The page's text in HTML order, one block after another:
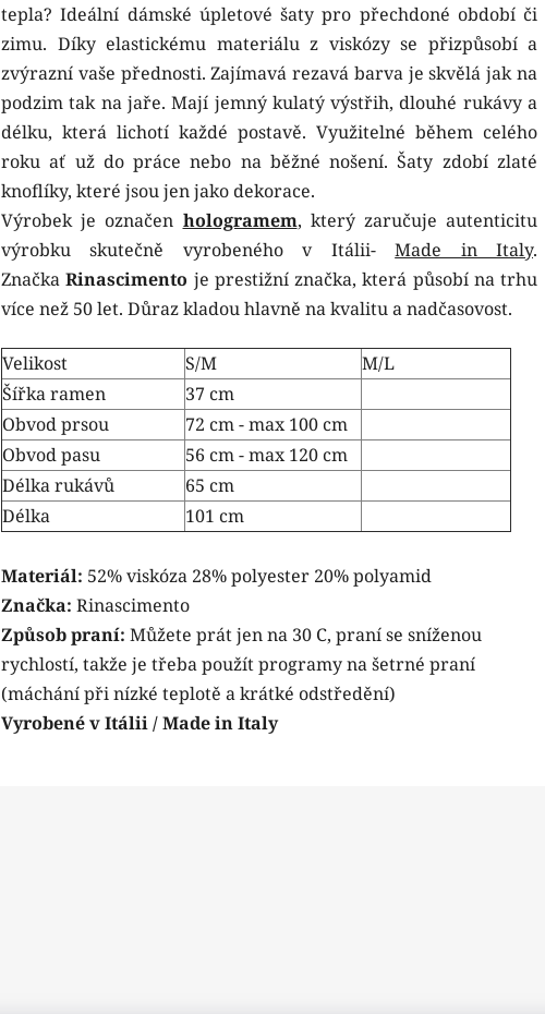
tepla? Ideální dámské úpletové šaty pro přechdoné období či
zimu. Díky elastickému materiálu z viskózy se přizpůsobí a
zvýrazní vaše přednosti. Zajímavá rezavá barva je skvělá jak na
podzim tak na jaře. Mají jemný kulatý výstřih, dlouhé rukávy a
délku, která lichotí každé postavě. Využitelné během celého
roku ať už do práce nebo na běžné nošení. Šaty zdobí zlaté
knoflíky, které jsou jen jako dekorace.
Výrobek je označen hologramem, který zaručuje autenticitu
výrobku skutečně vyrobeného v Itálii-Made in Italy.
ZnačkaRinascimento je prestižní značka, která působí na trhu
více než 50 let. Důraz kladou hlavně na kvalitu a nadčasovost.
Velikost S/M
M/L
Šířka ramen 37 cm
Obvod prsou
72 cm - max 100 cm
Obvod pasu
56 cm - max 120 cm
Délka rukávů
65 cm
Délka
101 cm
Materiál: 52% viskóza 28% polyester 20% polyamid
Značka: Rinascimento
Způsob praní: Můžete prát jen na 30 C, praní se sníženou
rychlostí, takže je třeba použít programy na šetrné praní
(máchání při nízké teplotě a krátké odstředění)
Vyrobené v Itálii / Made in Italy